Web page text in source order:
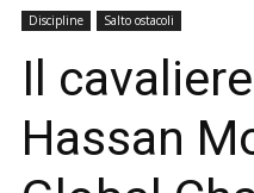
Discipline Salto ostacoli
Il
Hassan